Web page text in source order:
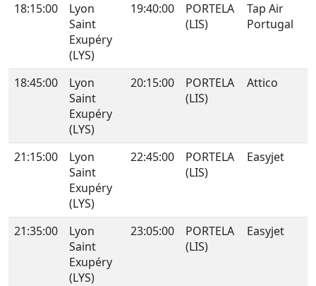
18:15:00
Lyon
Saint
Exupéry
(LYS)
19:40:00
PORTELA
(LIS)
Tap Air
Portugal
18:45:00
Lyon
Saint
Exupéry
(LYS)
20:15:00
PORTELA
(LIS)
Attico
21:15:00
Lyon
Saint
Exupéry
(LYS)
22:45:00
PORTELA
(LIS)
Easyjet
21:35:00
Lyon
Saint
Exupéry
(LYS)
23:05:00
PORTELA
(LIS)
Easyjet